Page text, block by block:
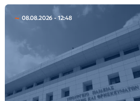
08.08.2026 - 12:48